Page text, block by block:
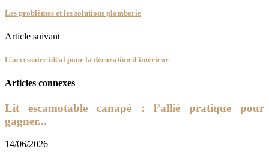
Les problèmes et les solutions plomberie
Article suivant
L’accessoire idéal pour la décoration d’intérieur
Articles connexes
Lit escamotable canapé : l’allié pratique pour
gagner...
14/06/2026